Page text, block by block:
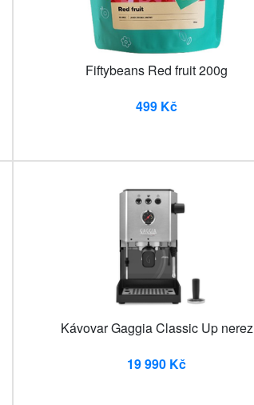
Fiftybeans Red fruit 200g
499 Kč
Kávovar Gaggia Classic Up nerez
19 990 Kč